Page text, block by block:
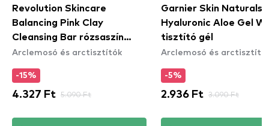
Revolution Skincare
Balancing Pink Clay
Cleansing Bar rózsaszín
agyagos szappan
Arclemosó és arctisztítók
-15%
4.327 Ft 5.090 Ft
Garnier Skin Naturals
Hyaluronic Aloe Gel
tisztító gél
Arclemosó és
-5%
2.936 Ft 3.090 Ft